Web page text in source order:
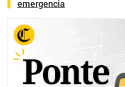
emergencia